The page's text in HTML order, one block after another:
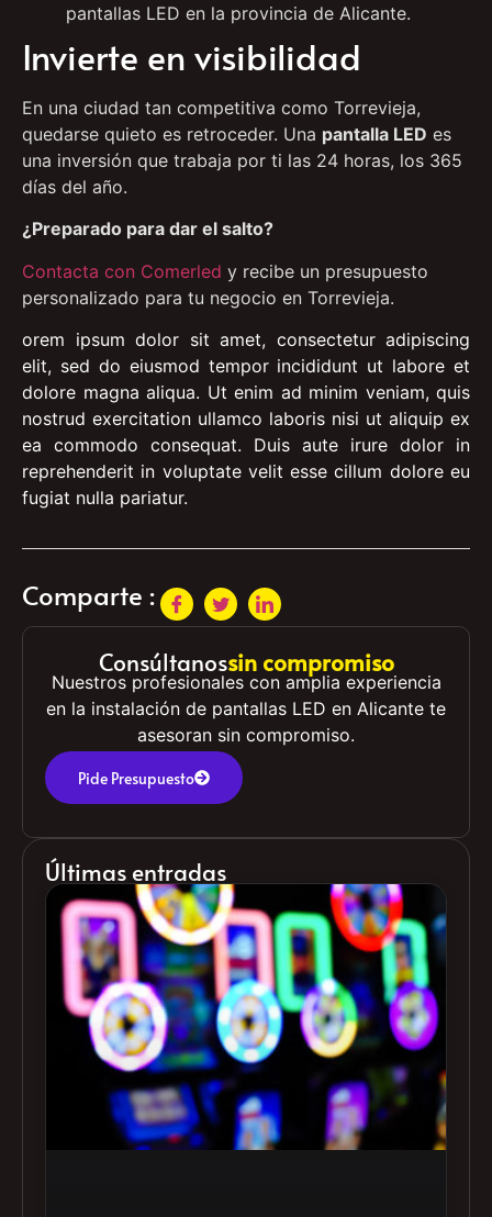
pantallas LED en la provincia de Alicante.
Invierte en visibilidad
En una ciudad tan competitiva como Torrevieja,
quedarse quieto es retroceder. Una pantalla LED es
una inversión que trabaja por ti las 24 horas, los 365
días del año.
¿Preparado para dar el salto?
Contacta con Comerled y recibe un presupuesto
personalizado para tu negocio en Torrevieja.
orem ipsum dolor sit amet, consectetur adipiscing
elit, sed do eiusmod tempor incididunt ut labore et
dolore magna aliqua. Ut enim ad minim veniam, quis
nostrud exercitation ullamco laboris nisi ut aliquip ex
ea commodo consequat. Duis aute irure dolor in
reprehenderit in voluptate velit esse cillum dolore eu
fugiat nulla pariatur.
Comparte :
Consúltanossin compromiso
Nuestros profesionales con amplia experiencia
en la instalación de pantallas LED en Alicante te
asesoran sin compromiso.
Pide Presupuesto
Últimas entradas